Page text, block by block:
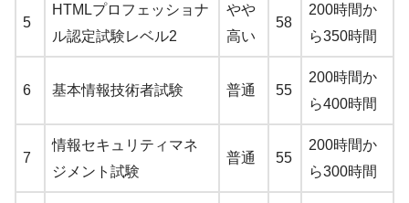
5
HTMLプロフェッショナ
ル認定試験レベル2
やや
高い
58
200時間か
ら350時間
6 基本情報技術者試験 普通 55
200時間か
ら400時間
7
情報セキュリティマネ
ジメント試験
普通 55
200時間か
ら300時間